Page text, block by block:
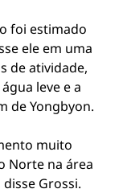
foi estimado
ele em uma
de atividade,
leve e a
de Yongbyon.
muito
Norte na área
Grossi.